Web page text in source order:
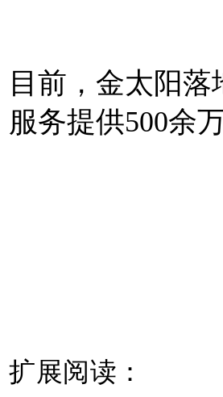
目前，金太阳
服务提供500余
扩展阅读：